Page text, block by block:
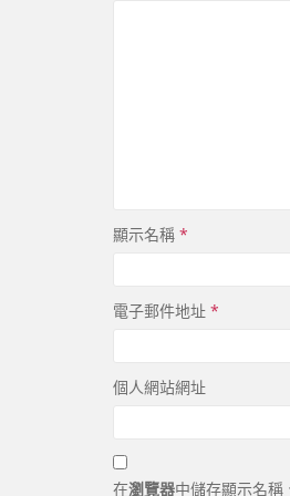
顯示名稱 *
電子郵件地址 *
個人網站網址
在瀏覽器中儲存顯示名稱